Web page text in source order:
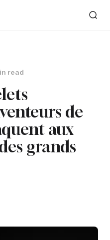
read
de
aux
grands